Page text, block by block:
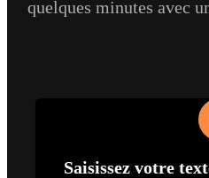
quelques minutes avec
Saisissez votre